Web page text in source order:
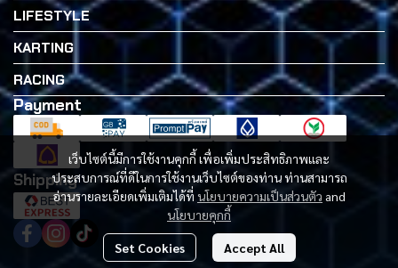
เว็บไซต์นี้มีการใช้งานคุกกี้ เพื่อเพิ่มประสิทธิภาพและ
ประสบการณ์ที่ดีในการใช้งานเว็บไซต์ของท่าน ท่านสามารถ
อ่านรายละเอียดเพิ่มเติมได้ที่ นโยบายความเป็นส่วนตัว and
นโยบายคุกกี้
Set Cookies Accept All
LIFESTYLE
KARTING
RACING
Payment
Shipping